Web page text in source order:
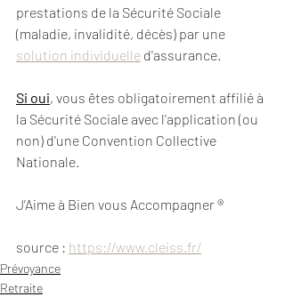
prestations de la Sécurité Sociale
(maladie, invalidité, décès) par une
solution individuelle d'assurance.
Si oui, vous êtes obligatoirement affilié à
la Sécurité Sociale avec l'application (ou
non) d'une Convention Collective
Nationale.
J’Aime à Bien vous Accompagner ®
source : https://www.cleiss.fr/
Prévoyance
Retraite